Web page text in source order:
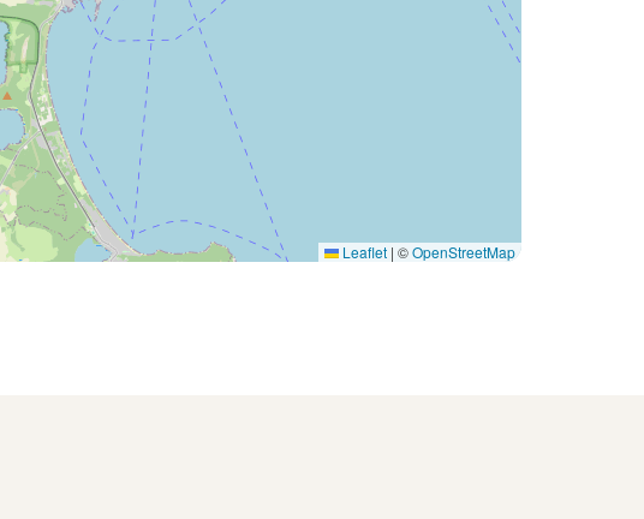
Leaflet | ©OpenStreetMap